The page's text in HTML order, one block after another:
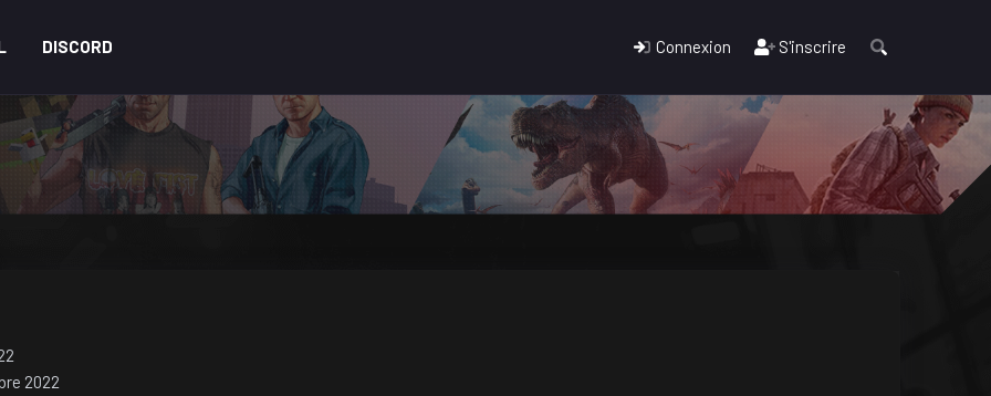
DISCORD Connexion S'inscrire
2022